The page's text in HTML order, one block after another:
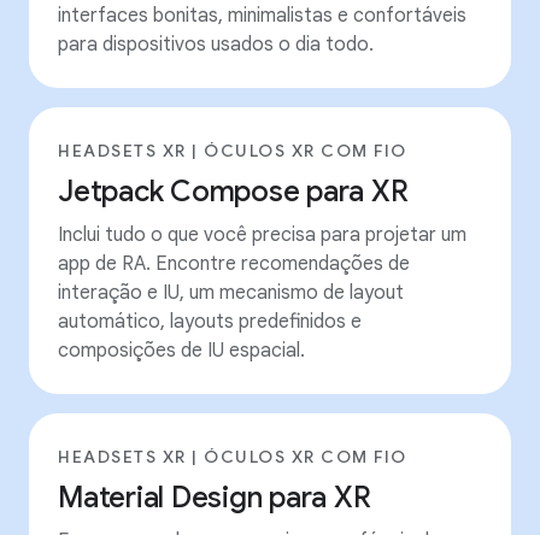
interfaces bonitas, minimalistas e confortáveis
para dispositivos usados o dia todo.
HEADSETS XR | ÓCULOS XR COM FIO
Jetpack Compose para XR
Inclui tudo o que você precisa para projetar um
app de RA. Encontre recomendações de
interação e IU, um mecanismo de layout
automático, layouts predefinidos e
composições de IU espacial.
HEADSETS XR | ÓCULOS XR COM FIO
Material Design para XR